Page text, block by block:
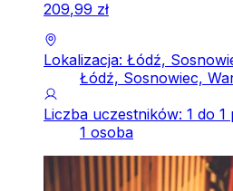
209,99 zł
Lokalizacja: Łódź,
Łódź, Sosnowiec,
Liczba uczestników: 1 do 1
1 osoba